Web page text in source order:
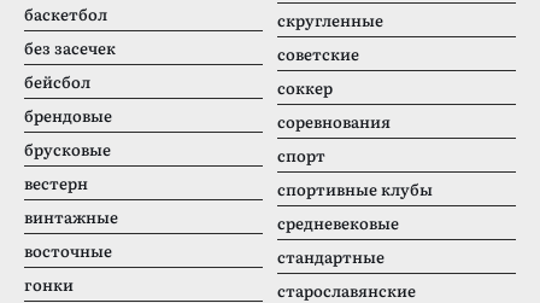
баскетбол
без засечек
бейсбол
брендовые
брусковые
вестерн
винтажные
восточные
гонки
скругленные
советские
соккер
соревнования
спорт
спортивные клубы
средневековые
стандартные
старославянские